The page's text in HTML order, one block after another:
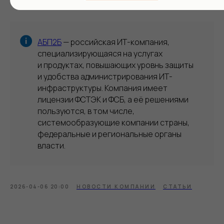
АБП2Б— российская ИТ-компания,
специализирующаяся на услугах
и продуктах, повышающих уровнь защиты
и удобства администрирования ИТ-
инфраструктуры. Компания имеет
лицензии ФСТЭК и ФСБ, а её решениями
пользуются, в том числе,
системообразующие компании страны,
федеральные и региональные органы
власти.
2026-04-06 20:00 НОВОСТИ КОМПАНИИ СТАТЬИ